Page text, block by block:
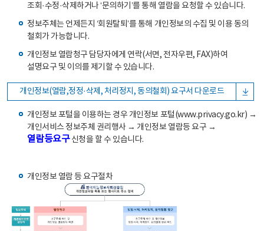
조회·수정·삭제하거나 ‘문의하기’를 통해 열람을 요청할 수 있습니다.
정보주체는 언제든지 ‘회원탈퇴’를 통해 개인정보의 수집 및 이용 동의
철회가 가능합니다.
개인정보 열람청구 담당자에게 연락(서면, 전자우편, FAX)하여
설명요구 및 이의를 제기할 수 있습니다.
개인정보(열람,정정·삭제, 처리정지, 동의철회) 요구서 다운로드
개인정보 포털을 이용하는 경우 개인정보 포털(www.privacy.go.kr) →
개인서비스 정보주체 권리행사 → 개인정보 열람등 요구 →
열람등요구신청을 할 수 있습니다.
개인정보 열람 등 요구절차